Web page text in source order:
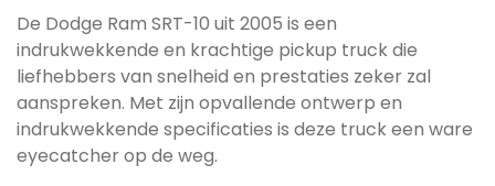
De Dodge Ram SRT-10 uit 2005 is een
indrukwekkende en krachtige pickup truck die
liefhebbers van snelheid en prestaties zeker zal
aanspreken. Met zijn opvallende ontwerp en
indrukwekkende specificaties is deze truck een ware
eyecatcher op de weg.